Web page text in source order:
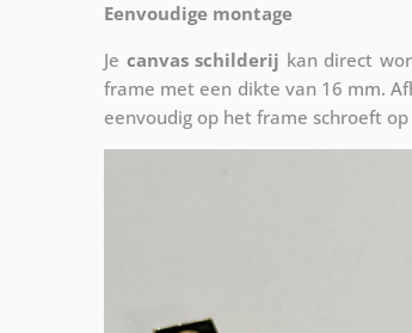
Eenvoudige montage
Je canvas schilderij kan direct
frame met een dikte van 16 mm.
eenvoudig op het frame schroeft